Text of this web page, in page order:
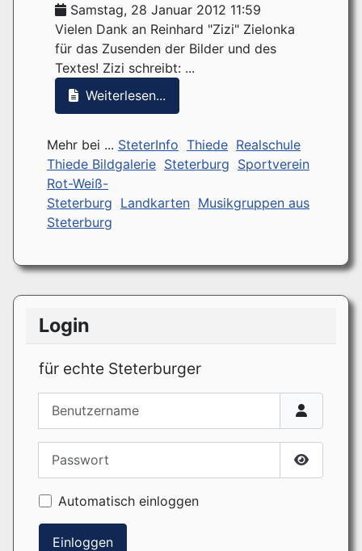
Samstag, 28 Januar 2012 11:59
Vielen Dank an Reinhard "Zizi" Zielonka
für das Zusenden der Bilder und des
Textes! Zizi schreibt: ...
Weiterlesen...
Mehr bei ... SteterInfo Thiede Realschule
Thiede Bildgalerie Steterburg Sportverein
Rot-Weiß-
Steterburg Landkarten Musikgruppen aus
Steterburg
Login
für echte Steterburger
Passwort
Automatisch einloggen
Einloggen